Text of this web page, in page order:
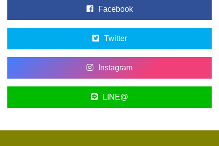
Facebook
Twitter
Instagram
LINE@